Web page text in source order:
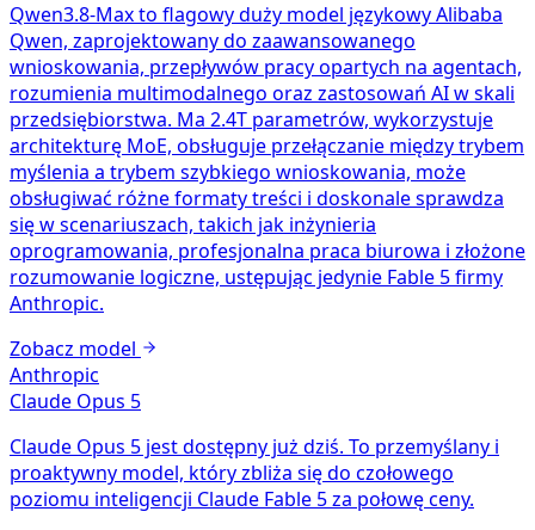
Qwen3.8-Max to flagowy duży model językowy Alibaba
Qwen, zaprojektowany do zaawansowanego
wnioskowania, przepływów pracy opartych na agentach,
rozumienia multimodalnego oraz zastosowań AI w skali
przedsiębiorstwa. Ma 2.4T parametrów, wykorzystuje
architekturę MoE, obsługuje przełączanie między trybem
myślenia a trybem szybkiego wnioskowania, może
obsługiwać różne formaty treści i doskonale sprawdza
się w scenariuszach, takich jak inżynieria
oprogramowania, profesjonalna praca biurowa i złożone
rozumowanie logiczne, ustępując jedynie Fable 5 firmy
Anthropic.
Zobacz model
Anthropic
Claude Opus 5
Claude Opus 5 jest dostępny już dziś. To przemyślany i
proaktywny model, który zbliża się do czołowego
poziomu inteligencji Claude Fable 5 za połowę ceny.